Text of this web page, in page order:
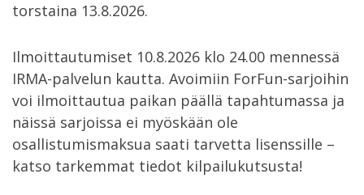
torstaina 13.8.2026.
Ilmoittautumiset 10.8.2026 klo 24.00 mennessä
IRMA-palvelun kautta. Avoimiin ForFun-sarjoihin
voi ilmoittautua paikan päällä tapahtumassa ja
näissä sarjoissa ei myöskään ole
osallistumismaksua saati tarvetta lisenssille –
katso tarkemmat tiedot kilpailukutsusta!